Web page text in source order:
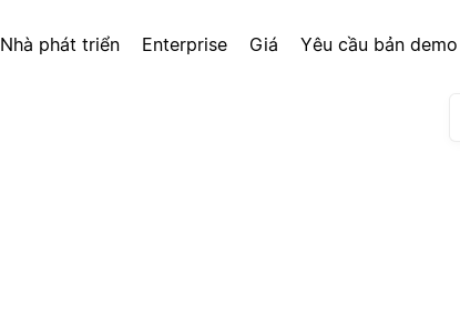
Nhà phát triển Enterprise Giá Yêu cầu bản demo